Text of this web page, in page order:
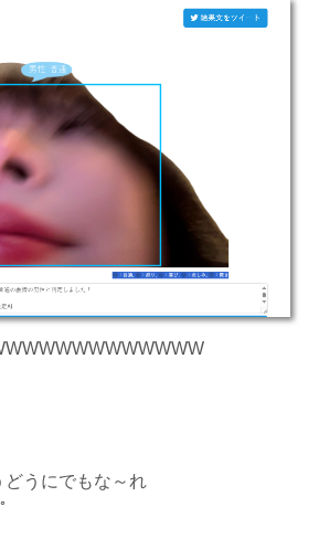
にでもな～れ